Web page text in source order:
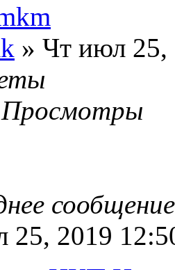
» Чт июл 25,
Просмотры
25, 2019